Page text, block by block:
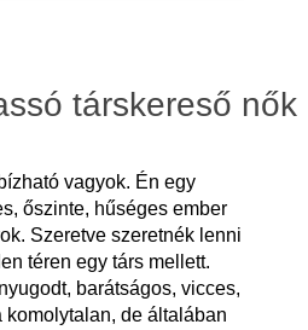
társkereső nők
vagyok. Én egy
őszinte, hűséges ember
Szeretve szeretnék lenni
téren egy társ mellett.
barátságos, vicces,
komolytalan, de általában